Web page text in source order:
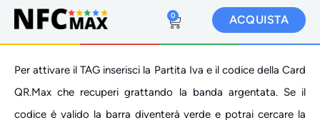
0 ACQUISTA
Per attivare il TAG inserisci la Partita Iva e il codice della Card
QR.Max che recuperi grattando la banda argentata. Se il
codice è valido la barra diventerà verde e potrai cercare la